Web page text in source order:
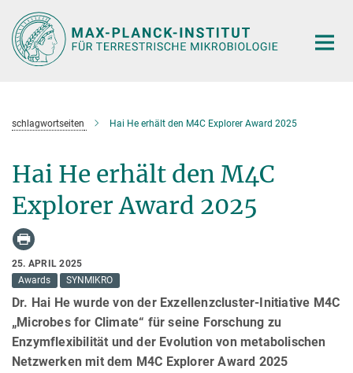
Hauptinhalt
schlagwortseiten Hai He erhält den M4C Explorer Award 2025
Hai He erhält den M4C
Explorer Award 2025
25. APRIL 2025
Awards
SYNMIKRO
Dr. Hai He wurde von der Exzellenzcluster-Initiative M4C
„Microbes for Climate“ für seine Forschung zu
Enzymflexibilität und der Evolution von metabolischen
Netzwerken mit dem M4C Explorer Award 2025